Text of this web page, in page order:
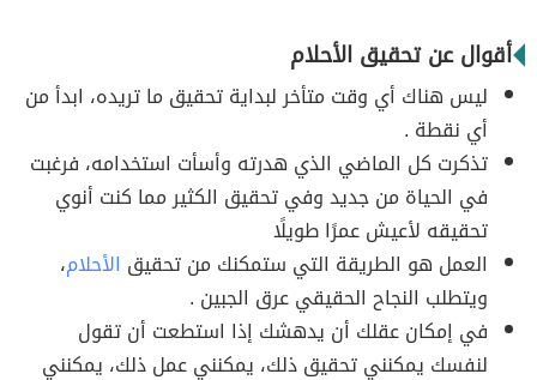
أقوال عن تحقيق الأحلام
ليس هناك أي وقت متأخر لبداية تحقيق ما تريده، ابدأ من
أي نقطة .
تذكرت كل الماضي الذي هدرته وأسأت استخدامه، فرغبت
في الحياة من جديد وفي تحقيق الكثير مما كنت أنوي
تحقيقه لأعيش عمرًا طويلًا
العمل هو الطريقة التي ستمكنك من تحقيق الأحلام،
ويتطلب النجاح الحقيقي عرق الجبين .
في إمكان عقلك أن يدهشك إذا استطعت أن تقول
لنفسك يمكنني تحقيق ذلك، يمكنني عمل ذلك، يمكنني